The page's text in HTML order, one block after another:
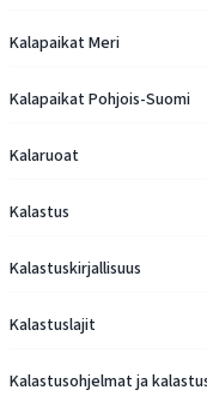
Kalapaikat Meri
Kalapaikat Pohjois-Suomi
Kalaruoat
Kalastus
Kalastuskirjallisuus
Kalastuslajit
Kalastusohjelmat ja